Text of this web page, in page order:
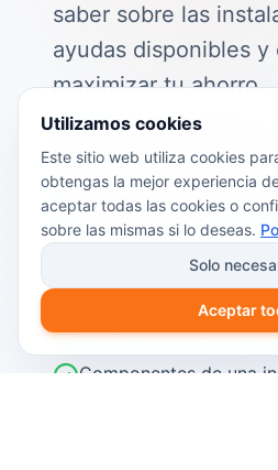
saber sobre las
ayudas disponibles y
maximizar tu ahorro.
📖 Contenido de la guía:
Cómo funciona el
fotovoltaico
Ayudas y
2026
Cálculo del retorno de
Componentes de una
Utilizamos cookies
Este sitio web utiliza cookies
obtengas la mejor experiencia
aceptar todas las cookies o
sobre las mismas si lo deseas.
Solo
Aceptar